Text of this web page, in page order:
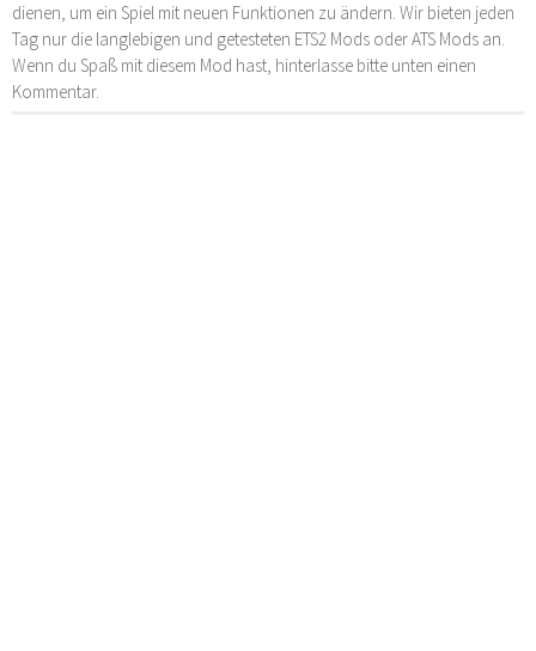
dienen, um ein Spiel mit neuen Funktionen zu ändern. Wir bieten jeden
Tag nur die langlebigen und getesteten ETS2 Mods oder ATS Mods an.
Wenn du Spaß mit diesem Mod hast, hinterlasse bitte unten einen
Kommentar.